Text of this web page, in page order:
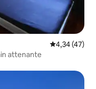
Note
4,34 (47)
attenante